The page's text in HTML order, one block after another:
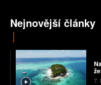
Nejnovější články
7.